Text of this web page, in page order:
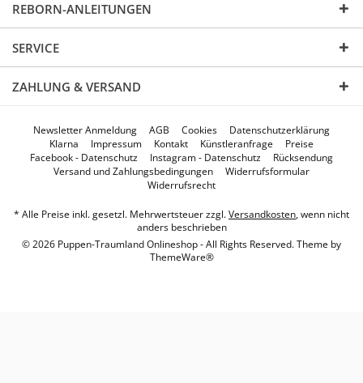
REBORN-ANLEITUNGEN
SERVICE
ZAHLUNG & VERSAND
Newsletter Anmeldung AGB Cookies
Datenschutzerklärung
Klarna
Impressum Kontakt Künstleranfrage
Preise
Facebook - Datenschutz
Instagram - Datenschutz
Rücksendung
Versand und Zahlungsbedingungen
Widerrufsformular
Widerrufsrecht
* Alle Preise inkl. gesetzl. Mehrwertsteuer zzgl.Versandkosten, wenn nicht
anders beschrieben
© 2026 Puppen-Traumland Onlineshop - All Rights Reserved. Theme by
ThemeWare®